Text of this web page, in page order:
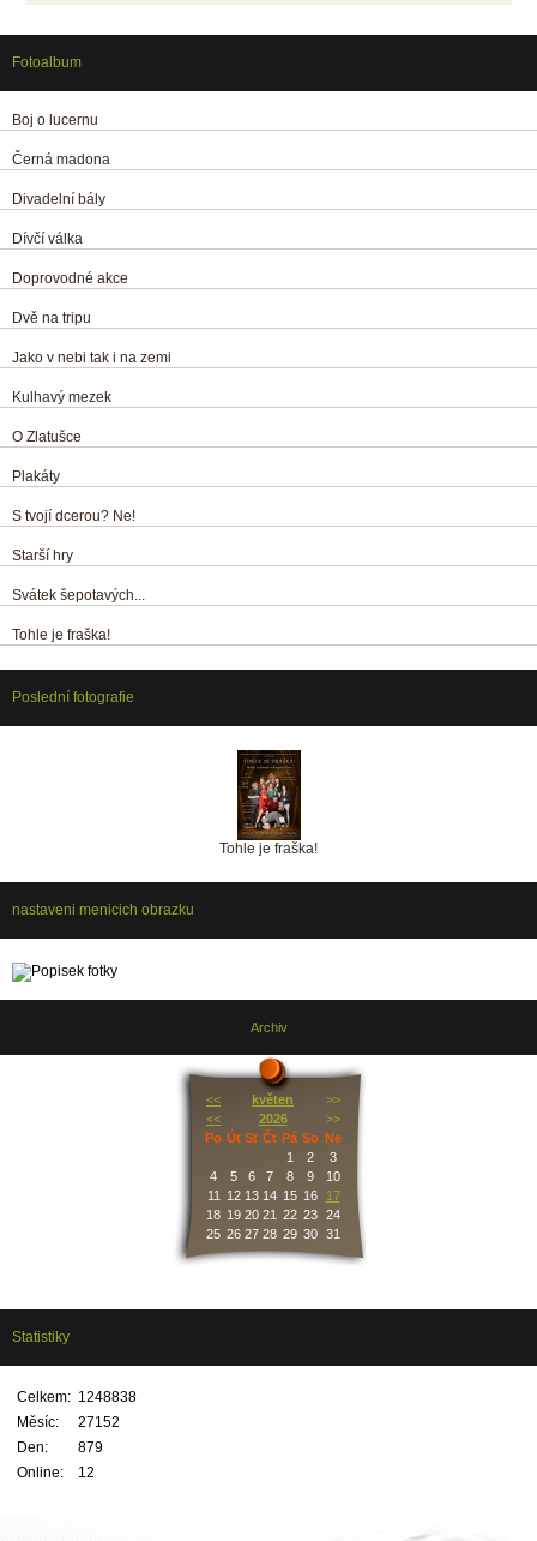
Fotoalbum
Boj o lucernu
Černá madona
Divadelní bály
Dívčí válka
Doprovodné akce
Dvě na tripu
Jako v nebi tak i na zemi
Kulhavý mezek
O Zlatušce
Plakáty
S tvojí dcerou? Ne!
Starší hry
Svátek šepotavých...
Tohle je fraška!
Poslední fotografie
Tohle je fraška!
nastaveni menicich obrazku
Archiv
<< květen
>>
<<
2026
>>
Po Út St Čt Pá So Ne
1
2
3
4
5 6 7 8 9
10
11
12 13 14 15 16
17
18 19 20 21 22 23 24
25 26 27 28 29 30 31
Statistiky
Online: 12
Celkem: 1248838
Měsíc:
27152
Den:
879